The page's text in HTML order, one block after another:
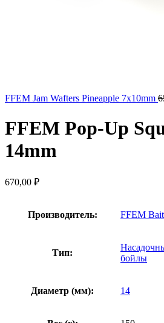
FFEM Jam Wafters Pineapple 7x10mm
FFEM Pop-Up
14mm
670,00 ₽
Производитель: FFEM
Тип:
бойлы
Диаметр (мм): 14